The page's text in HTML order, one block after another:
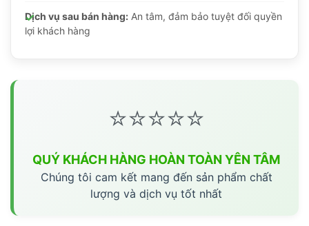
Dịch vụ sau bán hàng: An tâm, đảm bảo tuyệt đối quyền
lợi khách hàng
⭐⭐⭐⭐⭐
QUÝ KHÁCH HÀNG HOÀN TOÀN YÊN TÂM
Chúng tôi cam kết mang đến sản phẩm chất
lượng và dịch vụ tốt nhất